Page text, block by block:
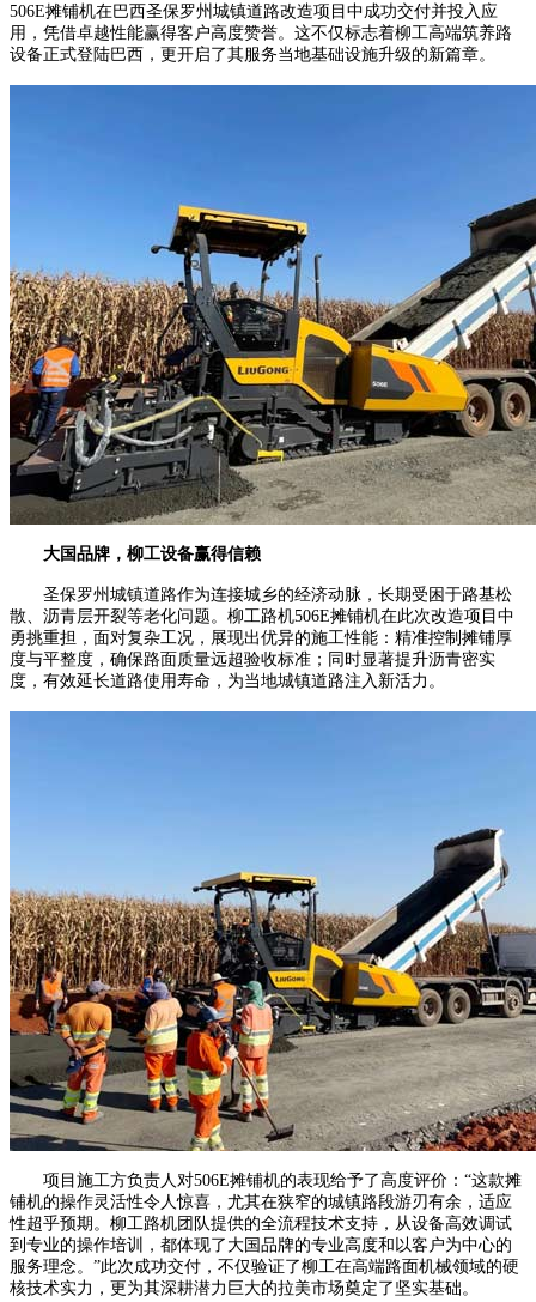
506E摊铺机在巴西圣保罗州城镇道路改造项目中成功交付并投入应
用，凭借卓越性能赢得客户高度赞誉。这不仅标志着柳工高端筑养路
设备正式登陆巴西，更开启了其服务当地基础设施升级的新篇章。
大国品牌，柳工设备赢得信赖
圣保罗州城镇道路作为连接城乡的经济动脉，长期受困于路基松
散、沥青层开裂等老化问题。柳工路机506E摊铺机在此次改造项目中
勇挑重担，面对复杂工况，展现出优异的施工性能：精准控制摊铺厚
度与平整度，确保路面质量远超验收标准；同时显著提升沥青密实
度，有效延长道路使用寿命，为当地城镇道路注入新活力。
项目施工方负责人对506E摊铺机的表现给予了高度评价：“这款摊
铺机的操作灵活性令人惊喜，尤其在狭窄的城镇路段游刃有余，适应
性超乎预期。柳工路机团队提供的全流程技术支持，从设备高效调试
到专业的操作培训，都体现了大国品牌的专业高度和以客户为中心的
服务理念。”此次成功交付，不仅验证了柳工在高端路面机械领域的硬
核技术实力，更为其深耕潜力巨大的拉美市场奠定了坚实基础。